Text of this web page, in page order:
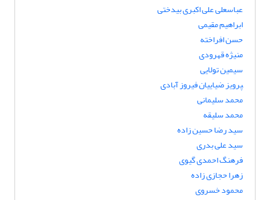
عباسعلی علی اکبری بیدختی
ابراهیم مقیمی
حسن افراخته
منیژه قهرودی
سیمین تولایی
‍‍‍‍‍‍‍‍‍‍‍‍‍‍‍‍‍‍‍‍‍‍‍‍‍‍‍‍‍پرویز ضیاییان فیروز آبادی
محمد سلیمانی
محمد سلیقه
سید رضا حسین زاده
سید علی بدری
فرهنگ احمدی گیوی
زهرا حجازی زاده
محمود خسروی